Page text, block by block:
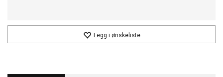
Legg i ønskeliste